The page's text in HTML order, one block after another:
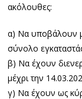
ακόλουθες:
α) Να υποβάλουν
σύνολο
β) Να έχουν
μέχρι την
γ) Να έχουν ως